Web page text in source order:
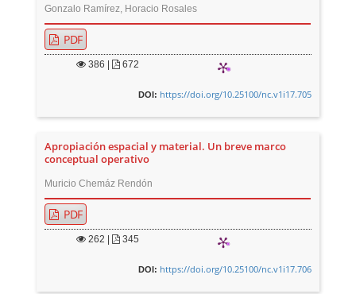
Gonzalo Ramírez, Horacio Rosales
PDF
386 | 672
DOI: https://doi.org/10.25100/nc.v1i17.705
Apropiación espacial y material. Un breve marco
conceptual operativo
Muricio Chemáz Rendón
PDF
262 | 345
DOI: https://doi.org/10.25100/nc.v1i17.706